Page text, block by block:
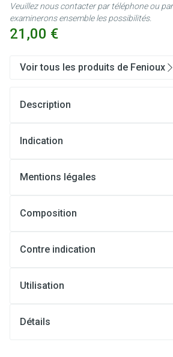
21,00 €
Veuillez nous contacter par téléphone ou
examinerons ensemble les possibilités.
Voir tous les produits de Fenioux
Description
Indication
Mentions légales
Composition
Contre indication
Utilisation
Détails